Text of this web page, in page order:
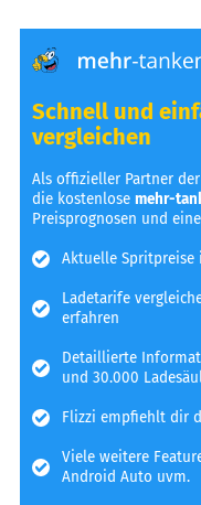
Schnell und
vergleichen
Als offizieller Partner
die kostenlosemehr-
Preisprognosen und
Aktuelle Spritpreise
Ladetarife
erfahren
Detaillierte
und 30.000
Flizzi empfiehlt dir
Viele weitere
Android Auto uvm.